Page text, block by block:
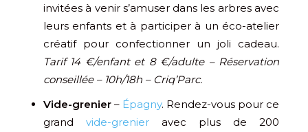
invitées à venir s’amuser dans les arbres avec
leurs enfants et à participer à un éco-atelier
créatif pour confectionner un joli cadeau.
Tarif 14 €/enfant et 8 €/adulte – Réservation
conseillée – 10h/18h – Criq’Parc.
Vide-grenier – Épagny. Rendez-vous pour ce
grand vide-grenier avec plus de 200